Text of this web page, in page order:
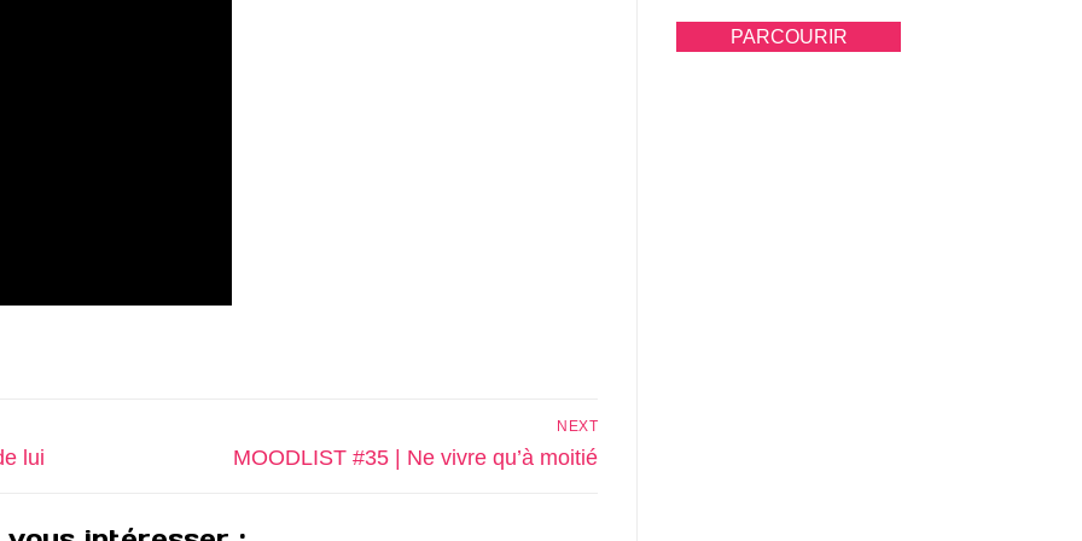
lui
NEXT
Next
MOODLIST #35 | Ne vivre qu’à moitié
PARCOURIR